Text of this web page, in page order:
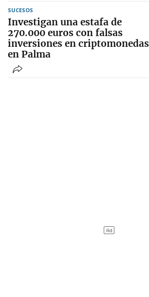
SUCESOS
Investigan una estafa de
270.000 euros con falsas
inversiones en criptomonedas
en Palma